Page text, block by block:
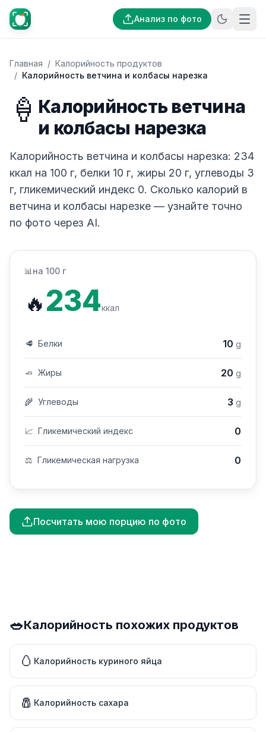
Анализ по фото
Главная / Калорийность продуктов
/ Калорийность ветчина и колбасы нарезка
🍦 Калорийность ветчина
и колбасы нарезка
Калорийность ветчина и колбасы нарезка: 234
ккал на 100 г, белки 10 г, жиры 20 г, углеводы 3
г, гликемический индекс 0. Сколько калорий в
ветчина и колбасы нарезке — узнайте точно
по фото через AI.
📊 на 100 г
🔥234ккал
🥩 Белки 10 g
🧈 Жиры 20 g
🌾 Углеводы 3 g
📈 Гликемический индекс 0
⚖️ Гликемическая нагрузка 0
Посчитать мою порцию по фото
🥗Калорийность похожих продуктов
🥚 Калорийность куриного яйца
🧂 Калорийность сахара